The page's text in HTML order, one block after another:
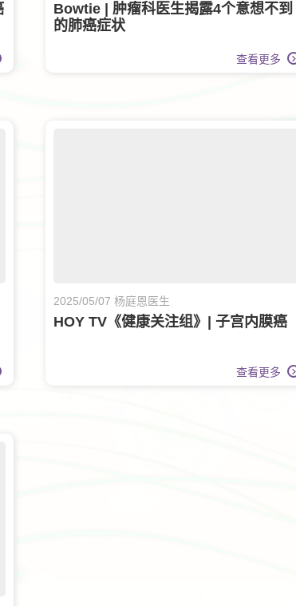
Bowtie | 肿瘤科医生揭露4个意想不到
的肺癌症状
查看更多
2025/05/07 杨庭恩医生
HOY TV《健康关注组》| 子宫内膜癌
查看更多